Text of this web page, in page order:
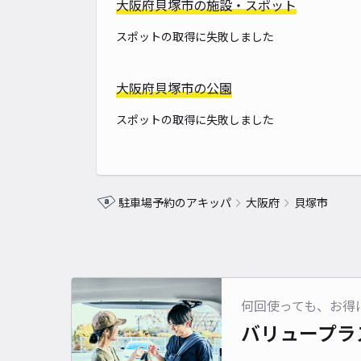
大阪府貝塚市の施設・スポット
スポットの取得に失敗しました
大阪府貝塚市の公園
スポットの取得に失敗しました
駐車場予約のアキッパ 大阪府 貝塚市
何回使っても、お得
バリュープ